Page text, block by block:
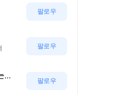
팔로우
팔로우
세상을비추는올기자
팔로우